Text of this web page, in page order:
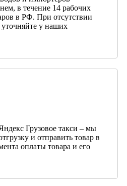
в течение 14 рабочих
в РФ. При отсутствии
уточняйте у наших
Грузовое такси – мы
и отправить товар в
оплаты товара и его